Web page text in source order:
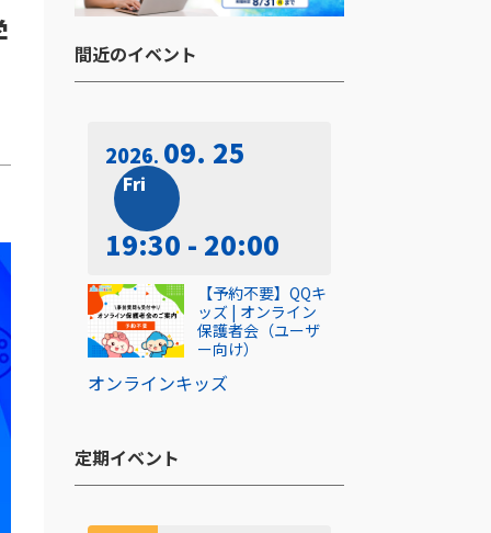
間近のイベント​
2026 09. 25
Fri
19:30 - 20:00
オンラインキッズ
【予約不要】QQキ
ッズ | オンライン
保護者会（ユーザ
ー向け）
定期イベント​